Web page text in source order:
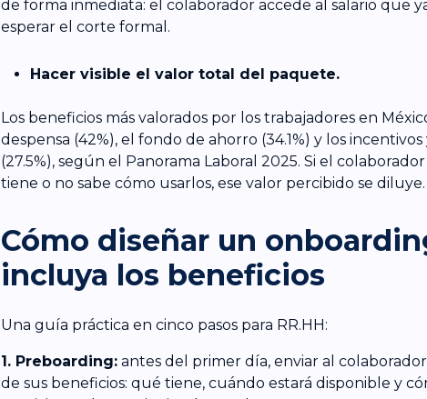
de forma inmediata: el colaborador accede al salario que
esperar el corte formal.
Hacer visible el valor total del paquete.
Los beneficios más valorados por los trabajadores en
despensa (42%), el fondo de ahorro (34.1%) y los
(27.5%), según el Panorama Laboral 2025. Si el
tiene o no sabe cómo usarlos, ese valor percibido se diluye.
Cómo diseñar un
incluya los beneficios
Una guía práctica en cinco pasos para RR.HH:
1. Preboarding:antes del primer día, enviar al
de sus beneficios: qué tiene, cuándo estará disponible y